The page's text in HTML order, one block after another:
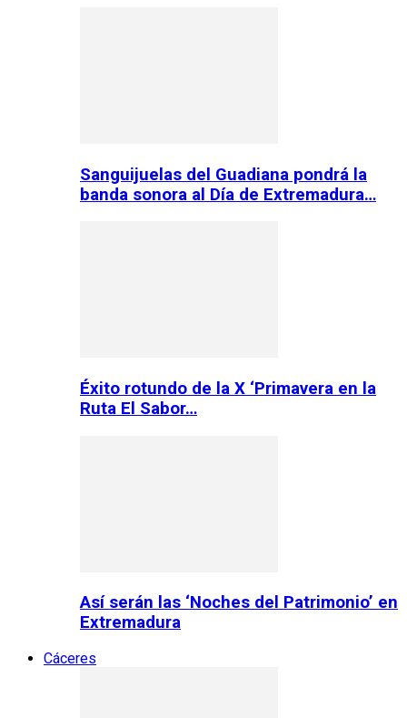
Sanguijuelas del Guadiana pondrá la
banda sonora al Día de Extremadura…
Éxito rotundo de la X ‘Primavera en la
Ruta El Sabor…
Así serán las ‘Noches del Patrimonio’ en
Extremadura
Cáceres